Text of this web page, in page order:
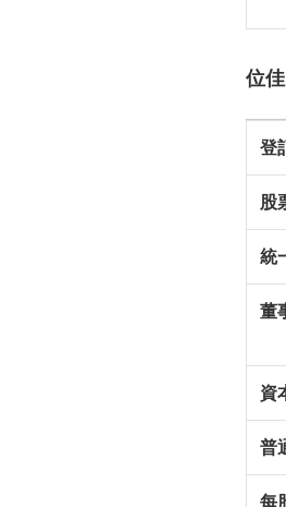
位
登
股
統
董
資
普
每